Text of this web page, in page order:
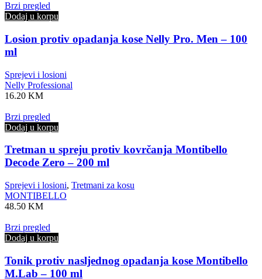
Brzi pregled
Dodaj u korpu
Losion protiv opadanja kose Nelly Pro. Men – 100
ml
Sprejevi i losioni
Nelly Professional
16.20 KM
Brzi pregled
Dodaj u korpu
Tretman u spreju protiv kovrčanja Montibello
Decode Zero – 200 ml
Sprejevi i losioni, Tretmani za kosu
MONTIBELLO
48.50 KM
Brzi pregled
Dodaj u korpu
Tonik protiv nasljednog opadanja kose Montibello
M.Lab – 100 ml